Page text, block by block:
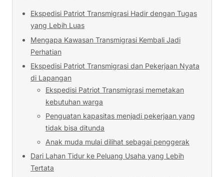
Ekspedisi Patriot Transmigrasi Hadir dengan Tugas
yang Lebih Luas
Mengapa Kawasan Transmigrasi Kembali Jadi
Perhatian
Ekspedisi Patriot Transmigrasi dan Pekerjaan Nyata
di Lapangan
Ekspedisi Patriot Transmigrasi memetakan
kebutuhan warga
Penguatan kapasitas menjadi pekerjaan yang
tidak bisa ditunda
Anak muda mulai dilihat sebagai penggerak
Dari Lahan Tidur ke Peluang Usaha yang Lebih
Tertata